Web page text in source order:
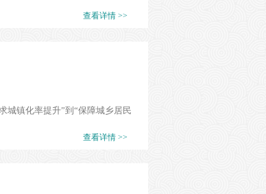
查看详情 >>
城镇化率提升”到“保障城乡居民
查看详情 >>